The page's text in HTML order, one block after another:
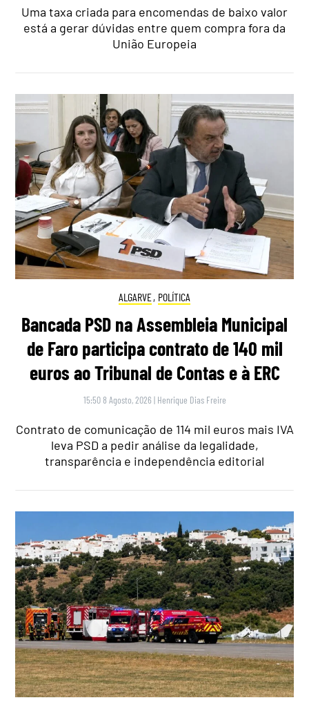
Uma taxa criada para encomendas de baixo valor
está a gerar dúvidas entre quem compra fora da
União Europeia
ALGARVE, POLÍTICA
Bancada PSD na Assembleia Municipal
de Faro participa contrato de 140 mil
euros ao Tribunal de Contas e à ERC
15:50 8 Agosto, 2026 | Henrique Dias Freire
Contrato de comunicação de 114 mil euros mais IVA
leva PSD a pedir análise da legalidade,
transparência e independência editorial